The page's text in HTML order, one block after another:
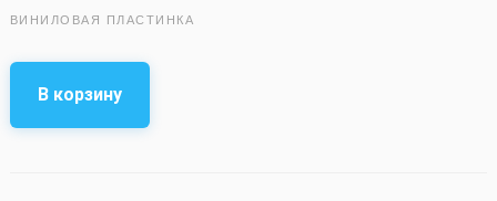
ВИНИЛОВАЯ ПЛАСТИНКА
В корзину